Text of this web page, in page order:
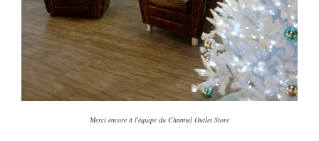
Merci encore à l'équipe du Channel Outlet Store